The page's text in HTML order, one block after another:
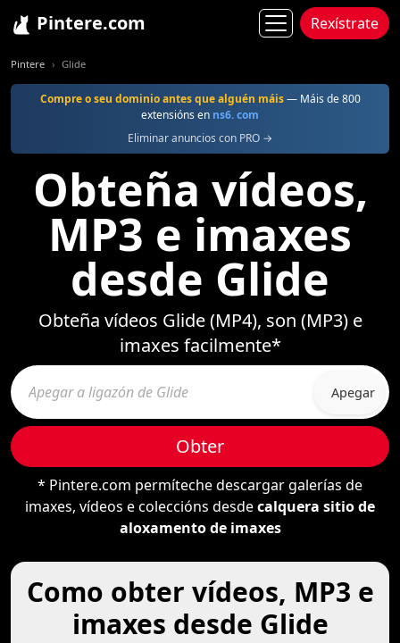
Pintere.com Rexístrate
Pintere Glide
Compre o seu dominio antes que alguén máis— Máis de 800
extensións en ns6. com
Eliminar anuncios con PRO →
Obteña vídeos,
MP3 e imaxes
desde Glide
Obteña vídeos Glide (MP4), son (MP3) e
imaxes facilmente*
Apegar
Obter
* Pintere.com permíteche descargar galerías de
imaxes, vídeos e coleccións desdecalquera sitio de
aloxamento de imaxes
Como obter vídeos, MP3 e
imaxes desde Glide